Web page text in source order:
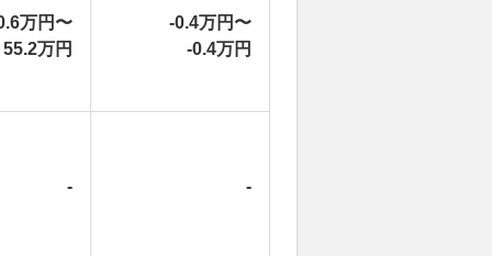
万円〜
55.2万円
-0.4万円〜
-0.4万円
- -